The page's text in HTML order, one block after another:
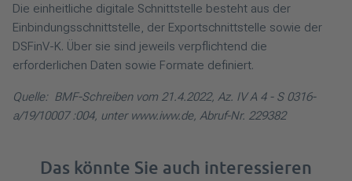
Die einheitliche digitale Schnittstelle besteht aus der
Einbindungsschnittstelle, der Exportschnittstelle sowie der
DSFinV-K. Über sie sind jeweils verpflichtend die
erforderlichen Daten sowie Formate definiert.
Quelle: BMF-Schreiben vom 21.4.2022, Az. IV A 4 - S 0316-
a/19/10007 :004, unter www.iww.de, Abruf-Nr. 229382
Das könnte Sie auch interessieren